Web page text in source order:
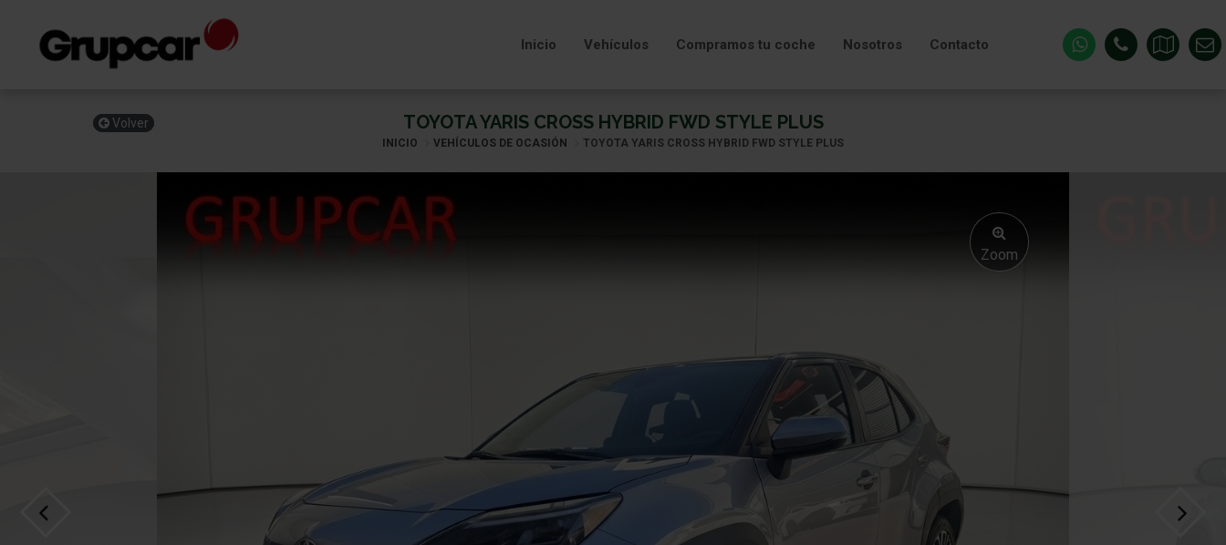
Inicio Vehículos Compramos tu coche Nosotros Contacto
TOYOTA YARIS CROSS HYBRID FWD STYLE PLUS
Volver
INICIO VEHÍCULOS DE OCASIÓN TOYOTA YARIS CROSS HYBRID FWD STYLE PLUS
Zoom